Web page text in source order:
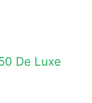
De Luxe